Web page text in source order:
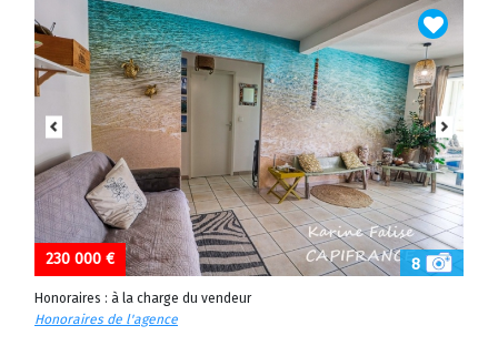
8
230 000 €
Honoraires : à la charge du vendeur
Honoraires de l'agence